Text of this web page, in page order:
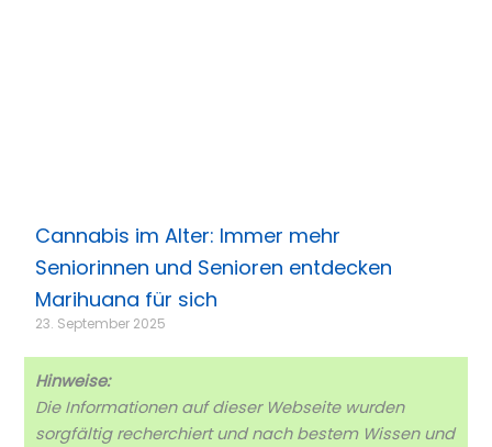
Cannabis im Alter: Immer mehr
Seniorinnen und Senioren entdecken
Marihuana für sich
23. September 2025
Hinweise:
Die Informationen auf dieser Webseite wurden
sorgfältig recherchiert und nach bestem Wissen und